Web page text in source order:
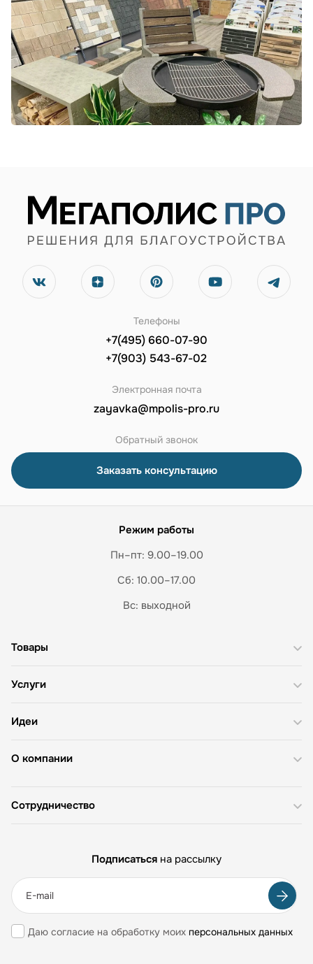
Телефоны
+7(495) 660-07-90
+7(903) 543-67-02
Электронная почта
zayavka@mpolis-pro.ru
Обратный звонок
Заказать консультацию
Режим работы
Пн–пт: 9.00–19.00
Сб: 10.00–17.00
Вс: выходной
О компании
Товары
Услуги
Идеи
Сотрудничество
Подписаться на рассылку
Даю согласие на обработку моих персональных данных